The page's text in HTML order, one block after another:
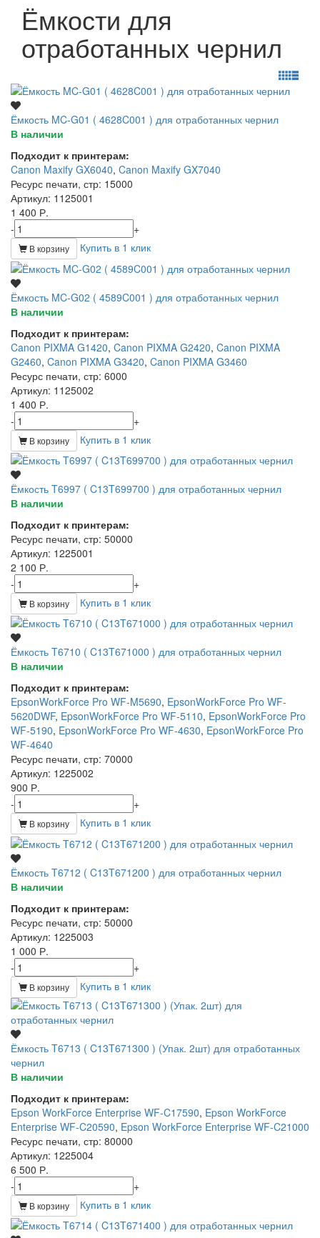
Ёмкости для
отработанных чернил
Ёмкость MC-G01 ( 4628C001 ) для отработанных чернил
В наличии
Подходит к принтерам:
Canon Maxify GX6040, Canon Maxify GX7040
Ресурс печати, стр: 15000
Артикул: 1125001
1 400 Р.
-
+
В корзину Купить в 1 клик
Ёмкость MC-G02 ( 4589C001 ) для отработанных чернил
В наличии
Подходит к принтерам:
Canon PIXMA G1420, Canon PIXMA G2420, Canon PIXMA
G2460, Canon PIXMA G3420, Canon PIXMA G3460
Ресурс печати, стр: 6000
Артикул: 1125002
1 400 Р.
-
+
В корзину Купить в 1 клик
Ёмкость T6997 ( C13T699700 ) для отработанных чернил
В наличии
Подходит к принтерам:
Ресурс печати, стр: 50000
Артикул: 1225001
2 100 Р.
-
+
В корзину Купить в 1 клик
Ёмкость T6710 ( C13T671000 ) для отработанных чернил
В наличии
Подходит к принтерам:
EpsonWorkForce Pro WF-M5690, EpsonWorkForce Pro WF-
5620DWF, EpsonWorkForce Pro WF-5110, EpsonWorkForce Pro
WF-5190, EpsonWorkForce Pro WF-4630, EpsonWorkForce Pro
WF-4640
Ресурс печати, стр: 70000
Артикул: 1225002
900 Р.
-
+
В корзину Купить в 1 клик
Ёмкость T6712 ( C13T671200 ) для отработанных чернил
В наличии
Подходит к принтерам:
Ресурс печати, стр: 50000
Артикул: 1225003
1 000 Р.
-
+
В корзину Купить в 1 клик
Ёмкость T6713 ( C13T671300 ) (Упак. 2шт) для отработанных
чернил
В наличии
Подходит к принтерам:
Epson WorkForce Enterprise WF-C17590, Epson WorkForce
Enterprise WF-C20590, Epson WorkForce Enterprise WF-C21000
Ресурс печати, стр: 80000
Артикул: 1225004
6 500 Р.
-
+
В корзину Купить в 1 клик